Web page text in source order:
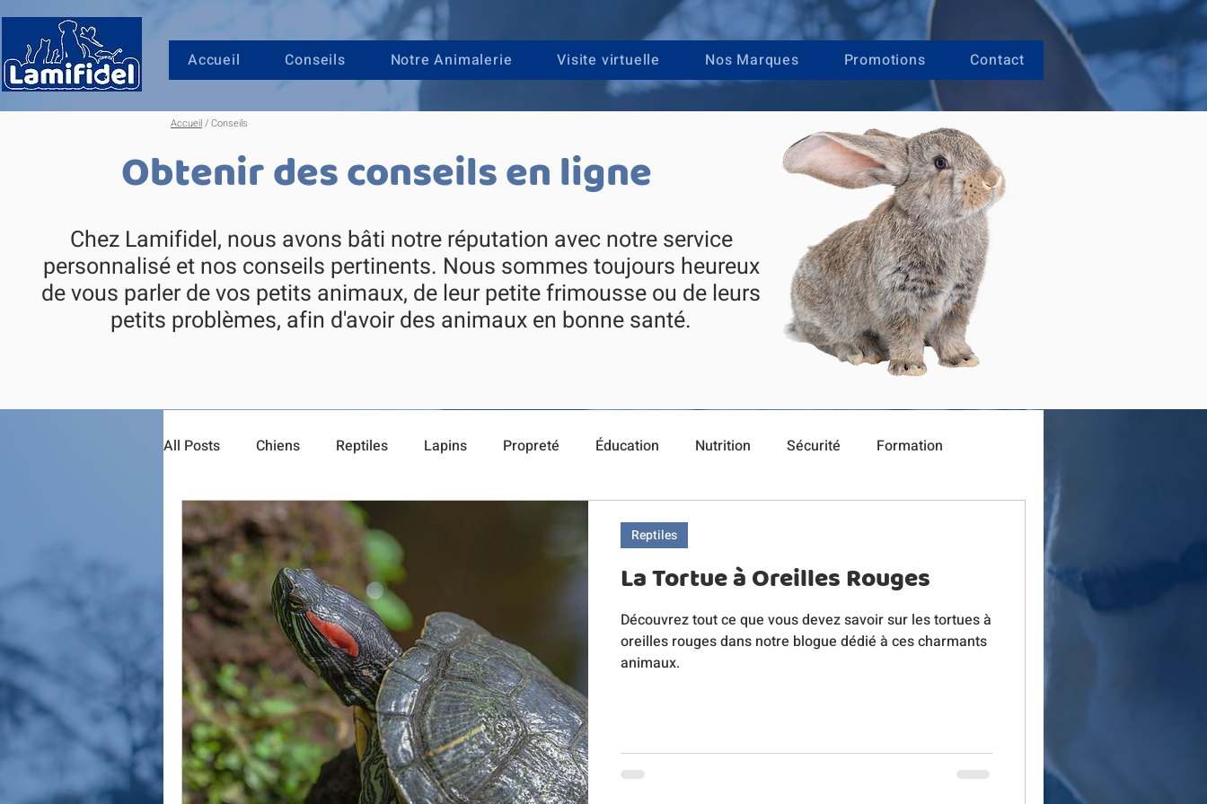
Accueil Conseils Notre Animalerie Visite virtuelle Nos Marques Promotions Contact
Accueil/ Conseils
Obtenir des conseils en ligne
Chez Lamifidel, nous avons bâti notre réputation avec notre service
personnalisé et nos conseils pertinents. Nous sommes toujours heureux
de vous parler de vos petits animaux, de leur petite frimousse ou de leurs
petits problèmes, afin d'avoir des animaux en bonne santé.
All Posts Chiens Reptiles Lapins Propreté Éducation Nutrition Sécurité Formation
Fiche
La Tortue à Oreilles Rouges
Découvrez tout ce que vous devez savoir sur les tortues à
oreilles rouges dans notre blogue dédié à ces charmants
animaux.
Reptiles